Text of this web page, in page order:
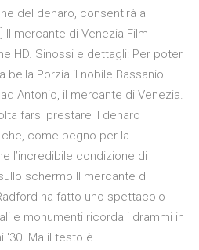
del denaro, consentirà a
mercante di Venezia Film
HD. Sinossi e dettagli: Per poter
Porzia il nobile Bassanio
Antonio, il mercante di Venezia.
farsi prestare il denaro
che, come pegno per la
l’incredibile condizione di
schermo Il mercante di
ha fatto uno spettacolo
e monumenti ricorda i drammi in
'30. Ma il testo è